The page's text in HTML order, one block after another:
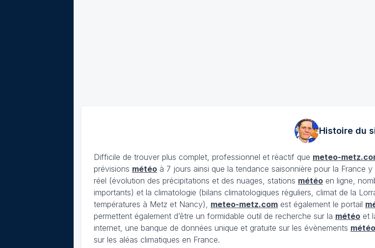
Histoire du
Difficile de trouver plus complet, professionnel et réactif que meteo-
prévisions météo à 7 jours ainsi que la tendance saisonnière pour la France
réel (évolution des précipitations et des nuages, stations météo en ligne,
importants) et la climatologie (bilans climatologiques réguliers, climat de la
températures à Metz et Nancy), meteo-metz.com est également le portail
permettent également d’être un formidable outil de recherche sur la météo et
internet, une banque de données unique et gratuite sur les évènements météo
sur les aléas climatiques en France.